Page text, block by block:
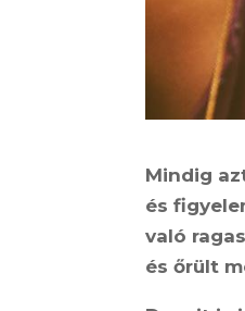
Mindig
és
való
és őrült